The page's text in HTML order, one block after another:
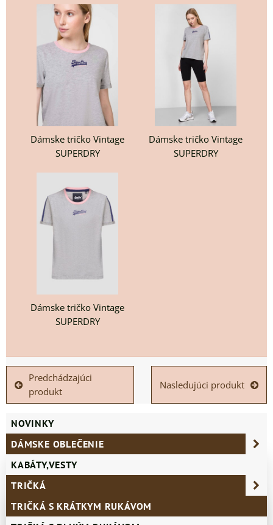
Dámske tričko Vintage
SUPERDRY
Dámske tričko Vintage
SUPERDRY
Dámske tričko Vintage
SUPERDRY
Predchádzajúci
produkt
Nasledujúci produkt
NOVINKY
DÁMSKE OBLEČENIE
KABÁTY,VESTY
TRIČKÁ
TRIČKÁ S KRÁTKYM RUKÁVOM